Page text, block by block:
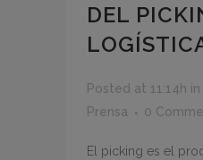
DEL
Posted at 11:14h in
Prensa
0
El picking es el